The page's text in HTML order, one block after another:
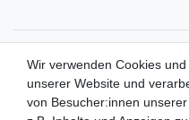
Wir verwenden Cookies
unserer Website und
von Besucher:innen